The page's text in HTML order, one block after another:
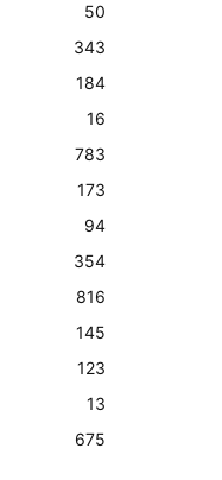
50
343
184
16
783
173
94
354
816
145
123
13
675